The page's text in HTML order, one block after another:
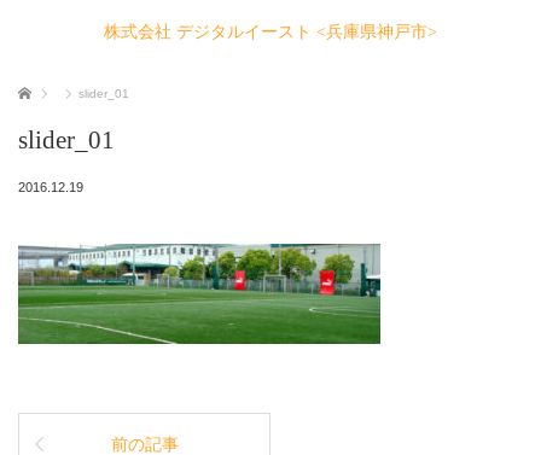
株式会社 デジタルイースト <兵庫県神戸市>
ホーム slider_01
slider_01
2016.12.19
前の記事